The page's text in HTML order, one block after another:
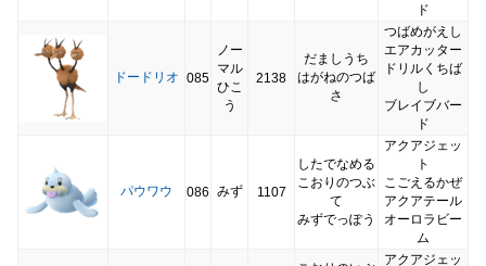
ド
ドードリオ 085
ノー
マル
ひこ
う
2138
だましうち
はがねのつば
さ
つばめがえし
エアカッター
ドリルくちば
し
ブレイブバー
ド
パウワウ 086 みず 1107
したでなめる
こおりのつぶ
て
みずでっぽう
アクアジェッ
ト
こごえるかぜ
アクアテール
オーロラビー
ム
アクアジェッ